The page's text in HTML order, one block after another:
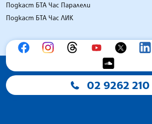
Подкаст БТА Час Паралели
Подкаст БТА Час ЛИК
02 9262 210